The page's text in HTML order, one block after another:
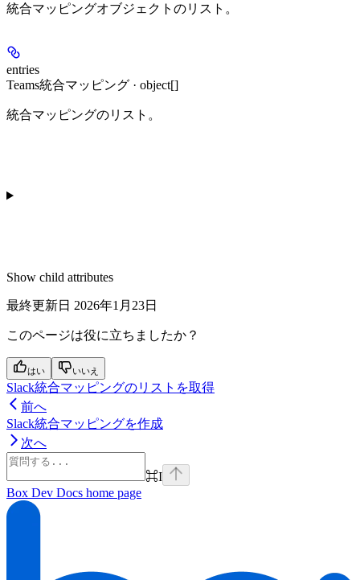
統合マッピングオブジェクトのリスト。
entries
Teams統合マッピング · object[]
統合マッピングのリスト。
Show child attributes
最終更新日 2026年1月23日
このページは役に立ちましたか？
はい いいえ
Slack統合マッピングのリストを取得
前へ
Slack統合マッピングを作成
次へ
⌘I
Box Dev Docs home page